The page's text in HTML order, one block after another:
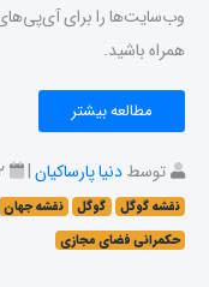
وب‌سایت‌ها را برای
همراه باشید.
مطالعه بیشتر
توسطدنیا پارساکیان|
نقشه گوگل
گوگل نقشه جهان
حکمرانی فضای مجازی